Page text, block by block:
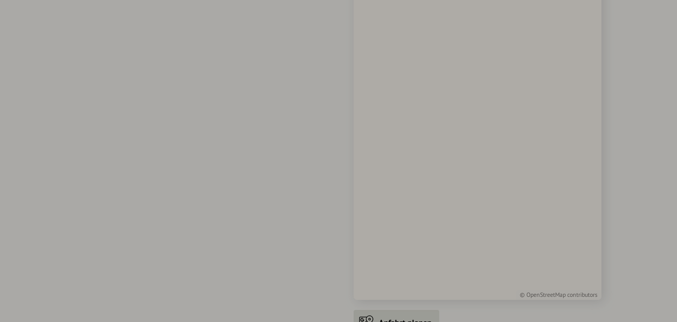
© OpenStreetMap contributors